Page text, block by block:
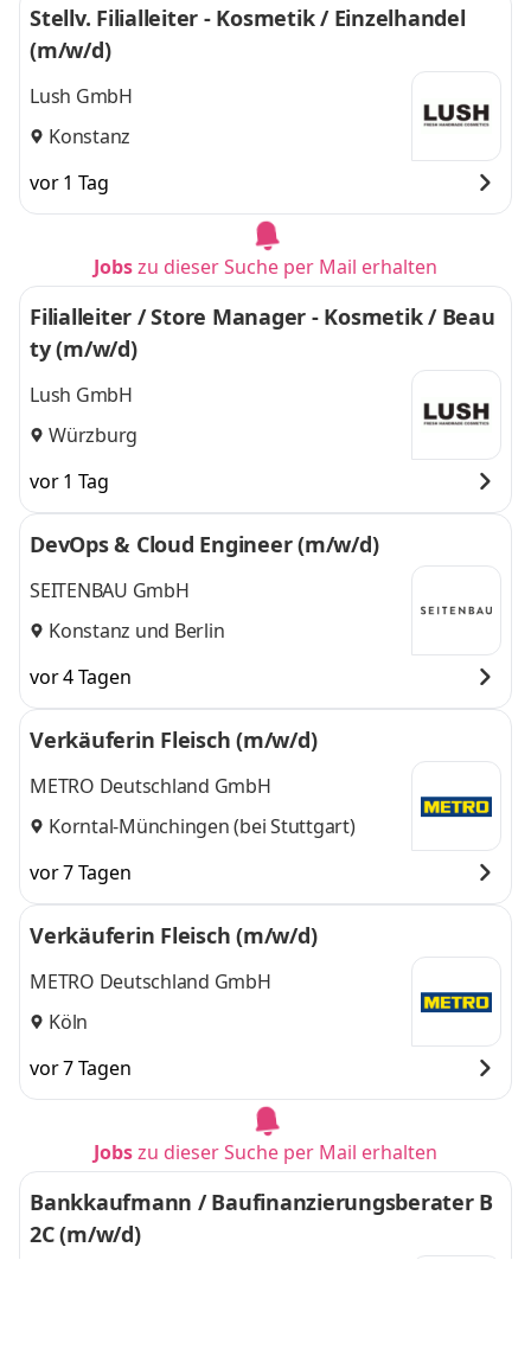
Stellv. Filialleiter - Kosmetik / Einzelhandel
(m/w/d)
Lush GmbH
Konstanz
vor 1 Tag
Jobszu dieser Suche per Mail erhalten
Filialleiter / Store Manager - Kosmetik / Beau
ty (m/w/d)
Lush GmbH
Würzburg
vor 1 Tag
DevOps & Cloud Engineer (m/w/d)
SEITENBAU GmbH
Konstanz und Berlin
vor 4 Tagen
Verkäuferin Fleisch (m/w/d)
METRO Deutschland GmbH
Korntal-Münchingen (bei Stuttgart)
vor 7 Tagen
Verkäuferin Fleisch (m/w/d)
METRO Deutschland GmbH
Köln
vor 7 Tagen
Jobszu dieser Suche per Mail erhalten
Bankkaufmann / Baufinanzierungsberater B
2C (m/w/d)